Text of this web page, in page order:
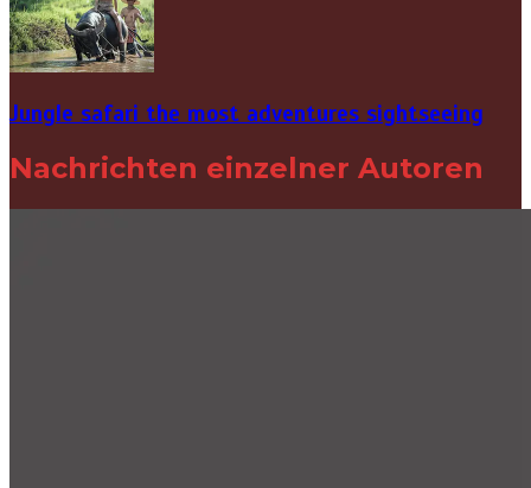
Jungle safari the most adventures sightseeing
Nachrichten einzelner Autoren